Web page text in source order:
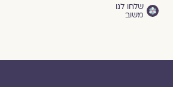
שלחו לנו
משוב